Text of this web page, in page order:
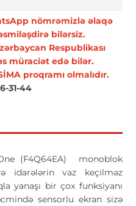
nömrəmizlə əlaqə
bilərsiz.
Respublikası
müraciət edə bilər.
proqramı olmalıdır.
31-44
(F4Q64EA) monoblok
idarələrin vaz keçilməz
yanaşı bir çox funksiyanı
sensorlu ekran sizə